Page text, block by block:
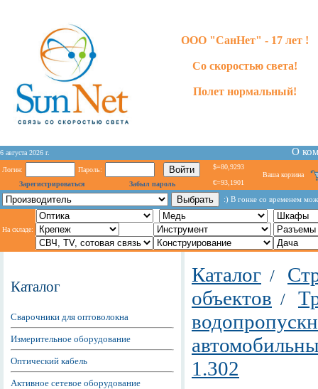
ООО "СанНет" - 17 лет !
Со скоростью света!
Полет нормальный!
6 августа 2026 г. О
Логин:
Пароль:
Зарегистрироваться
Забыл пароль
$=80,9293
€=93,1901
Ваша корзина
:) В гонке со временем
На складе:
Каталог
Сварочники для оптоволокна
Измерительное оборудование
Оптический кабель
Активное сетевое оборудование
Каталог /
объектов /
1.302